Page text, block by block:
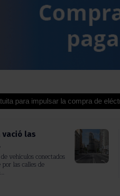
la compra de eléctricos
vació las
vehículos conectados
las calles de